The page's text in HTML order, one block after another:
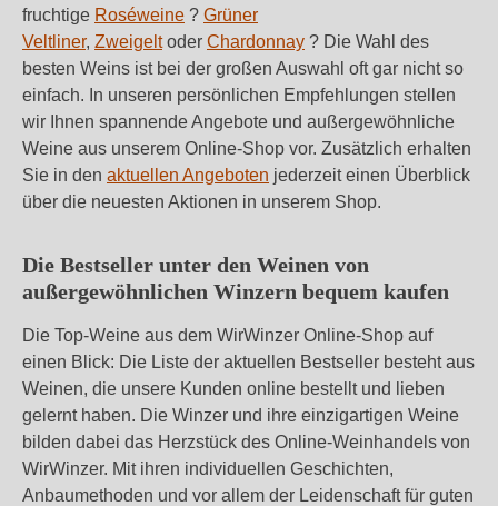
fruchtige Roséweine ? Grüner
Veltliner, Zweigeltoder Chardonnay ? Die Wahl des
besten Weins ist bei der großen Auswahl oft gar nicht so
einfach. In unseren persönlichen Empfehlungen stellen
wir Ihnen spannende Angebote und außergewöhnliche
Weine aus unserem Online-Shop vor. Zusätzlich erhalten
Sie in den aktuellen Angeboten jederzeit einen Überblick
über die neuesten Aktionen in unserem Shop.
Die Bestseller unter den Weinen von
außergewöhnlichen Winzern bequem kaufen
Die Top-Weine aus dem WirWinzer Online-Shop auf
einen Blick: Die Liste der aktuellen Bestseller besteht aus
Weinen, die unsere Kunden online bestellt und lieben
gelernt haben. Die Winzer und ihre einzigartigen Weine
bilden dabei das Herzstück des Online-Weinhandels von
WirWinzer. Mit ihren individuellen Geschichten,
Anbaumethoden und vor allem der Leidenschaft für guten